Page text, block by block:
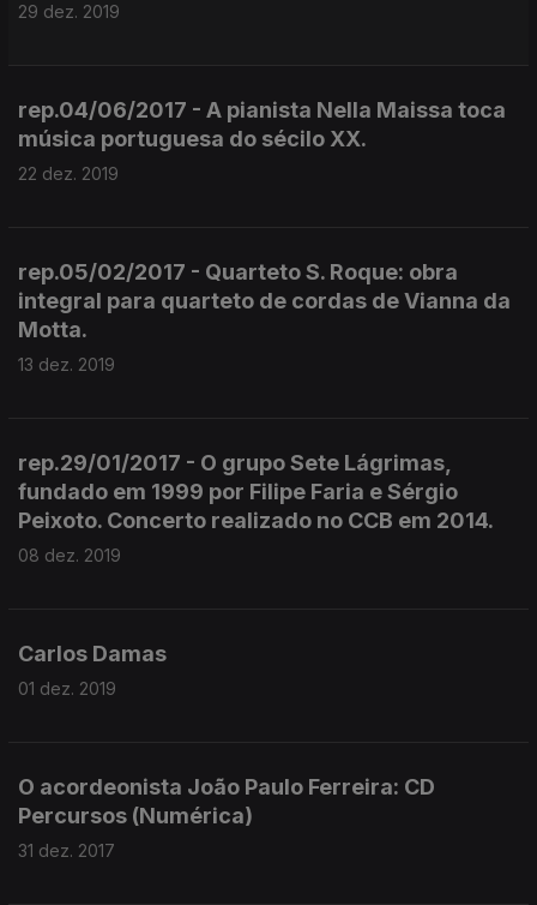
29 dez. 2019
rep.04/06/2017 - A pianista Nella Maissa toca
música portuguesa do sécilo XX.
22 dez. 2019
rep.05/02/2017 - Quarteto S. Roque: obra
integral para quarteto de cordas de Vianna da
Motta.
13 dez. 2019
rep.29/01/2017 - O grupo Sete Lágrimas,
fundado em 1999 por Filipe Faria e Sérgio
Peixoto. Concerto realizado no CCB em 2014.
08 dez. 2019
Carlos Damas
01 dez. 2019
O acordeonista João Paulo Ferreira: CD
Percursos (Numérica)
31 dez. 2017